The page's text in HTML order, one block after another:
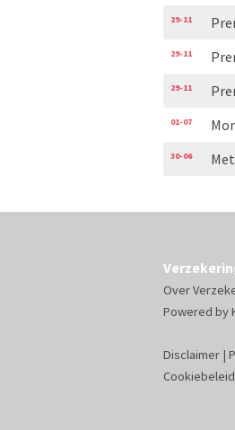
29-11
29-11
29-11
01-07
30-06
Over
Powered by
Disclaimer |
Cookiebeleid